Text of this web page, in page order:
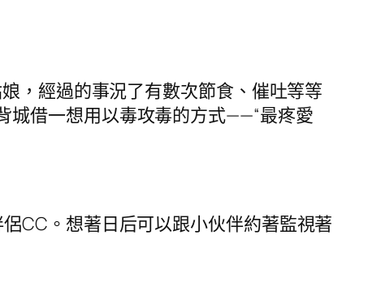
，經過的事況了有數次節食、催吐等等
城借一想用以毒攻毒的方式——“最疼愛
。想著日后可以跟小伙伴約著監視著